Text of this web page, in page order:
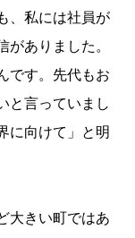
、私には社員が
ありました。
です。先代もお
と言っていまし
に向けて」と明
大きい町ではあ